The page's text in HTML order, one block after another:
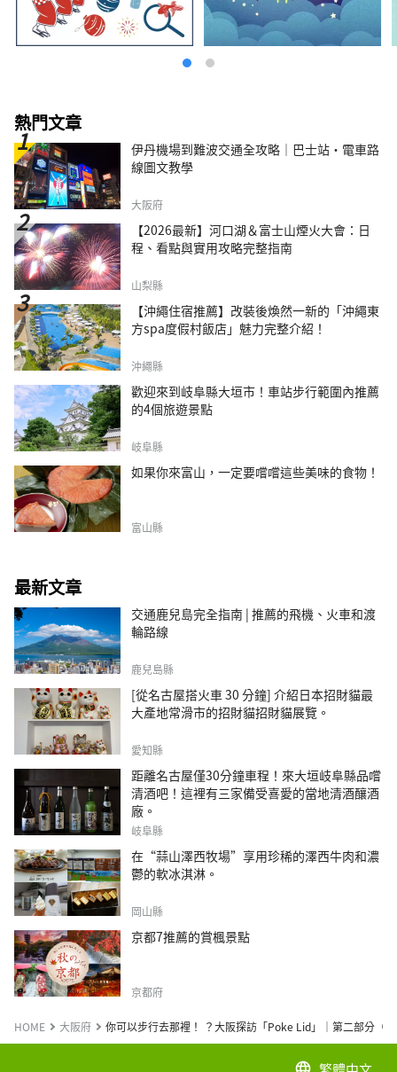
熱門文章
伊丹機場到難波交通全攻略｜巴士站・電車路
線圖文教學
大阪府
【2026最新】河口湖＆富士山煙火大會：日
程、看點與實用攻略完整指南
山梨縣
【沖繩住宿推薦】改裝後煥然一新的「沖繩東
方spa度假村飯店」魅力完整介紹！
沖繩縣
歡迎來到岐阜縣大垣市！車站步行範圍內推薦
的4個旅遊景點
岐阜縣
如果你來富山，一定要嚐嚐這些美味的食物！
富山縣
最新文章
交通鹿兒島完全指南 | 推薦的飛機、火車和渡
輪路線
鹿兒島縣
[從名古屋搭火車 30 分鐘] 介紹日本招財貓最
大產地常滑市的招財貓招財貓展覽。
愛知縣
距離名古屋僅30分鐘車程！來大垣岐阜縣品嚐
清酒吧！這裡有三家備受喜愛的當地清酒釀酒
廠。
岐阜縣
在“蒜山澤西牧場”享用珍稀的澤西牛肉和濃
鬱的軟冰淇淋。
岡山縣
京都7推薦的賞楓景點
京都府
HOME 大阪府 你可以步行去那裡！ ？大阪探訪「Poke Lid」│第二部分（